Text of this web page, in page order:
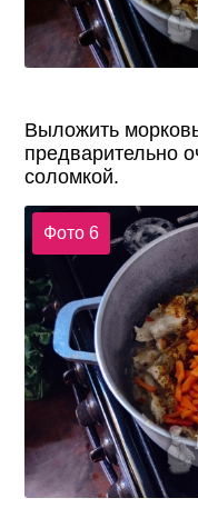
Выложить
предварительно
соломкой.
Фото 6